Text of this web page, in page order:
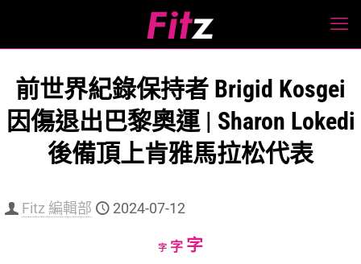
前世界紀錄保持者 Brigid Kosgei
因傷退出巴黎奧運 | Sharon Lokedi
後備頂上肯雅馬拉松代表
Fitz 編輯部 2024-07-12
字Decrease
字Reset
字Increase